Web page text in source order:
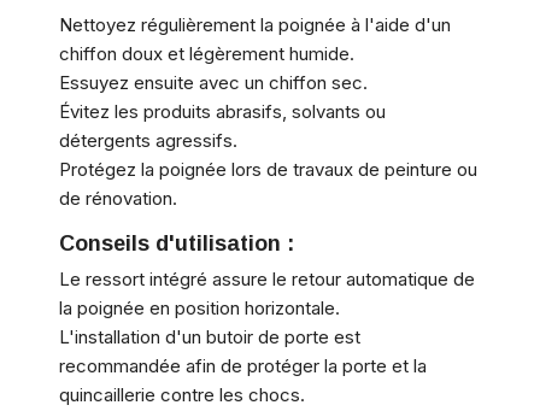
Nettoyez régulièrement la poignée à l'aide d'un
chiffon doux et légèrement humide.
Essuyez ensuite avec un chiffon sec.
Évitez les produits abrasifs, solvants ou
détergents agressifs.
Protégez la poignée lors de travaux de peinture ou
de rénovation.
Conseils d'utilisation :
Le ressort intégré assure le retour automatique de
la poignée en position horizontale.
L'installation d'un butoir de porte est
recommandée afin de protéger la porte et la
quincaillerie contre les chocs.